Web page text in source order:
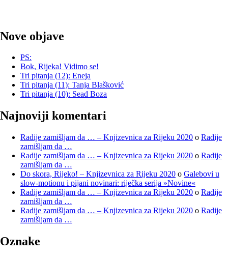
Nove objave
PS:
Bok, Rijeka! Vidimo se!
Tri pitanja (12): Eneja
Tri pitanja (11): Tanja Blašković
Tri pitanja (10): Sead Boza
Najnoviji komentari
Radije zamišljam da … – Knjizevnica za Rijeku 2020 o Radije
zamišljam da …
Radije zamišljam da … – Knjizevnica za Rijeku 2020 o Radije
zamišljam da …
Do skora, Rijeko! – Knjizevnica za Rijeku 2020 o Galebovi u
slow-motionu i pijani novinari: riječka serija »Novine«
Radije zamišljam da … – Knjizevnica za Rijeku 2020 o Radije
zamišljam da …
Radije zamišljam da … – Knjizevnica za Rijeku 2020 o Radije
zamišljam da …
Oznake